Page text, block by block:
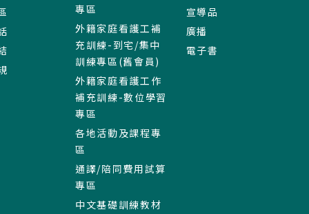
專區
外籍家庭看護工補
充訓練-到宅/集中
訓練專區(舊會員)
外籍家庭看護工作
補充訓練-數位學習
專區
各地活動及課程專
區
通譯/陪同費用試算
專區
中文基礎訓練教材
宣導品
廣播
電子書